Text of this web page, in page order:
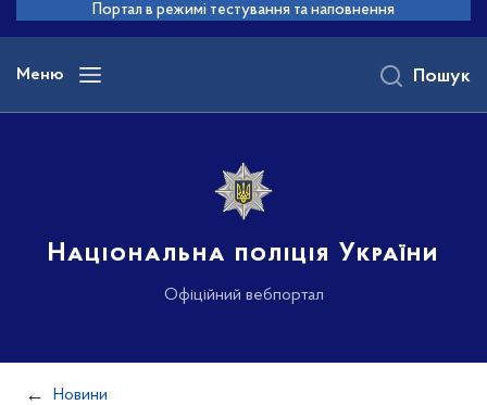
основного
вмісту
Портал в режимі тестування та наповнення
Меню
Національна поліція України
Офіційний вебпортал
Пошук
Новини